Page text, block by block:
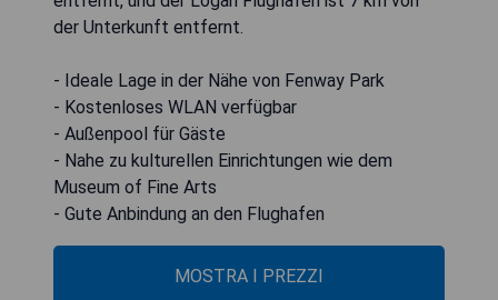
der Unterkunft entfernt.
- Ideale Lage in der Nähe von Fenway Park
- Kostenloses WLAN verfügbar
- Außenpool für Gäste
- Nahe zu kulturellen Einrichtungen wie dem
Museum of Fine Arts
- Gute Anbindung an den Flughafen
MOSTRA I PREZZI